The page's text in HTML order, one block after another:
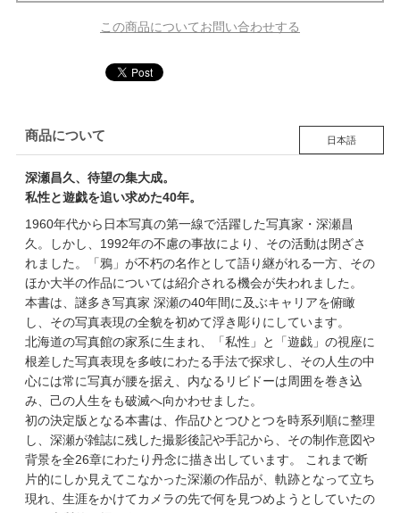
この商品についてお問い合わせする
商品について 日本語
深瀬昌久、待望の集大成。
私性と遊戯を追い求めた40年。
1960年代から日本写真の第一線で活躍した写真家・深瀬昌
久。しかし、1992年の不慮の事故により、その活動は閉ざさ
れました。「鴉」が不朽の名作として語り継がれる一方、その
ほか大半の作品については紹介される機会が失われました。
本書は、謎多き写真家 深瀬の40年間に及ぶキャリアを俯瞰
し、その写真表現の全貌を初めて浮き彫りにしています。
北海道の写真館の家系に生まれ、「私性」と「遊戯」の視座に
根差した写真表現を多岐にわたる手法で探求し、その人生の中
心には常に写真が腰を据え、内なるリビドーは周囲を巻き込
み、己の人生をも破滅へ向かわせました。
初の決定版となる本書は、作品ひとつひとつを時系列順に整理
し、深瀬が雑誌に残した撮影後記や手記から、その制作意図や
背景を全26章にわたり丹念に描き出しています。 これまで断
片的にしか見えてこなかった深瀬の作品が、軌跡となって立ち
現れ、生涯をかけてカメラの先で何を見つめようとしていたの